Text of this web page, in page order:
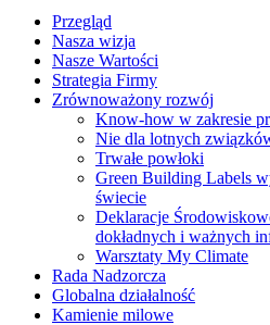
Przegląd
Nasza wizja
Nasze Wartości
Strategia Firmy
Zrównoważony rozwój
Know-how w zakresie
Nie dla lotnych
Trwałe powłoki
Green Building Labels
świecie
Deklaracje
dokładnych i ważnych
Warsztaty My Climate
Rada Nadzorcza
Globalna działalność
Kamienie milowe